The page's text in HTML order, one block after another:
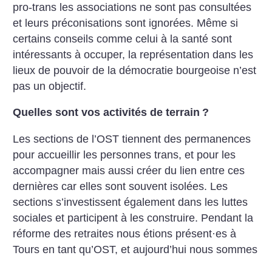
pro-trans les associations ne sont pas consultées
et leurs préconisations sont ignorées. Même si
certains conseils comme celui à la santé sont
intéressants à occuper, la représentation dans les
lieux de pouvoir de la démocratie bourgeoise n’est
pas un objectif.
Quelles sont vos activités de terrain ?
Les sections de l’OST tiennent des permanences
pour accueillir les personnes trans, et pour les
accompagner mais aussi créer du lien entre ces
dernières car elles sont souvent isolées. Les
sections s’investissent également dans les luttes
sociales et participent à les construire. Pendant la
réforme des retraites nous étions présent·es à
Tours en tant qu’OST, et aujourd’hui nous sommes